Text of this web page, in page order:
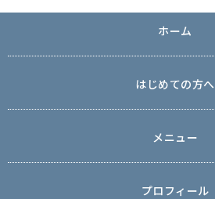
ホーム
はじめての方へ
メニュー
プロフィール